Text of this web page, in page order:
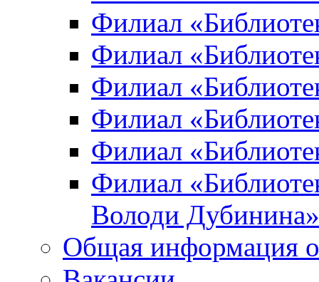
Филиал
Филиал
Филиал
Филиал
Филиал
Филиал
Володи Дубинина»
Общая информация